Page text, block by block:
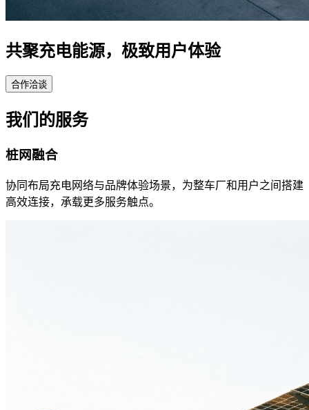
共聚充电能源，极致用户体验
合作洽谈
我们的服务
桩网融合
协同布局充电网络与品牌体验场景，为整车厂和用户之间搭建
高效连接，承载更多服务触点。